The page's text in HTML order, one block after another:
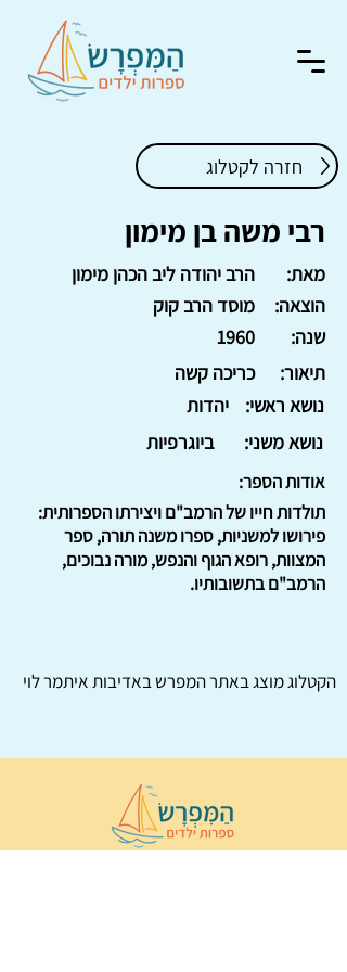
חזרה לקטלוג
רבי משה בן מימון
הרב יהודה ליב הכהן מימון
מאת:
מוסד הרב קוק
הוצאה:
1960
שנה:
כריכה קשה
תיאור:
יהדות
נושא ראשי:
ביוגרפיות
נושא משני:
אודות הספר:
תולדות חייו של הרמב"ם ויצירתו הספרותית:
פירושו למשניות, ספרו משנה תורה, ספר
המצוות, רופא הגוף והנפש, מורה נבוכים,
הרמב"ם בתשובותיו.
הקטלוג מוצג באתרהמפרשבאדיבות איתמר לוי